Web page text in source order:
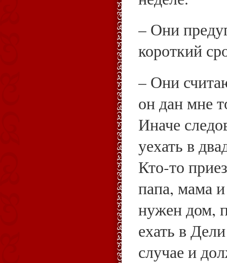
– Они
короткий
– Они
он дан мне
Иначе
уехать в
Кто‑то
папа, мама
нужен дом,
ехать в
случае и